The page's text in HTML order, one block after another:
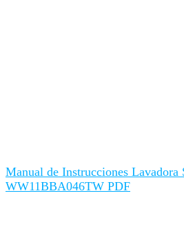
Manual de Instrucciones Lavadora
WW11BBA046TW PDF